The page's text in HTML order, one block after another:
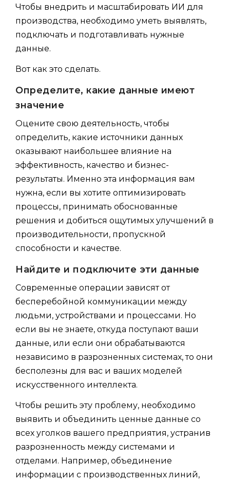
Чтобы внедрить и масштабировать ИИ для
производства, необходимо уметь выявлять,
подключать и подготавливать нужные
данные.
Вот как это сделать.
Определите, какие данные имеют
значение
Оцените свою деятельность, чтобы
определить, какие источники данных
оказывают наибольшее влияние на
эффективность, качество и бизнес-
результаты. Именно эта информация вам
нужна, если вы хотите оптимизировать
процессы, принимать обоснованные
решения и добиться ощутимых улучшений в
производительности, пропускной
способности и качестве.
Найдите и подключите эти данные
Современные операции зависят от
бесперебойной коммуникации между
людьми, устройствами и процессами. Но
если вы не знаете, откуда поступают ваши
данные, или если они обрабатываются
независимо в разрозненных системах, то они
бесполезны для вас и ваших моделей
искусственного интеллекта.
Чтобы решить эту проблему, необходимо
выявить и объединить ценные данные со
всех уголков вашего предприятия, устранив
разрозненность между системами и
отделами. Например, объединение
информации с производственных линий,